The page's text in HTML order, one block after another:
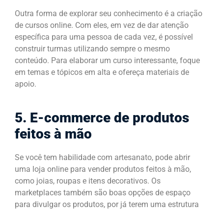
Outra forma de explorar seu conhecimento é a criação
de cursos online. Com eles, em vez de dar atenção
específica para uma pessoa de cada vez, é possível
construir turmas utilizando sempre o mesmo
conteúdo. Para elaborar um curso interessante, foque
em temas e tópicos em alta e ofereça materiais de
apoio.
5. E-commerce de produtos
feitos à mão
Se você tem habilidade com artesanato, pode abrir
uma loja online para vender produtos feitos à mão,
como joias, roupas e itens decorativos. Os
marketplaces também são boas opções de espaço
para divulgar os produtos, por já terem uma estrutura